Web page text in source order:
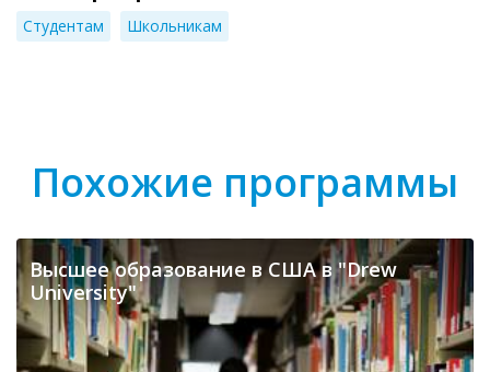
Студентам Школьникам
Похожие программы
Высшее образование в США в "Drew
University"